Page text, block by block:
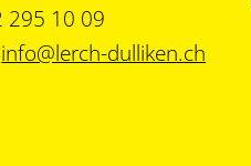
295 10 09
info@lerch-dulliken.ch